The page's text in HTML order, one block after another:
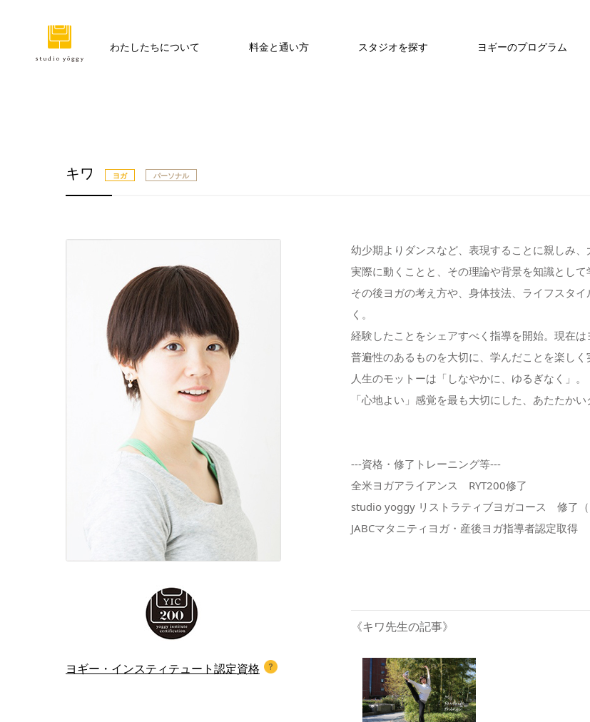
わたしたちについて 料金と通い方 スタジオを探す ヨギーのプログラム
キワ ヨガ パーソナル
ヨギー・インスティテュート認定資格
幼少期よりダンスなど、表現することに親しみ、
実際に動くことと、その理論や背景を知識として
その後ヨガの考え方や、身体技法、ライフスタ
く。
経験したことをシェアすべく指導を開始。現在
普遍性のあるものを大切に、学んだことを楽しく
人生のモットーは「しなやかに、ゆるぎなく」。
「心地よい」感覚を最も大切にした、あたたか
---資格・修了トレーニング等---
全米ヨガアライアンス RYT200修了
studio yoggy リストラティブヨガコース 修了（
JABCマタニティヨガ・産後ヨガ指導者認定取得
《キワ先生の記事》